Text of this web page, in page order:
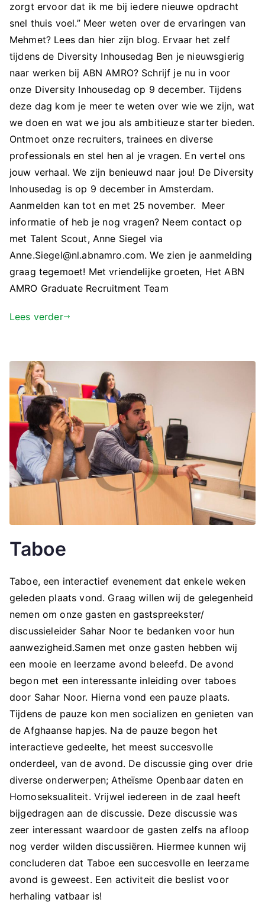
zorgt ervoor dat ik me bij iedere nieuwe opdracht
snel thuis voel.” Meer weten over de ervaringen van
Mehmet? Lees dan hier zijn blog. Ervaar het zelf
tijdens de Diversity Inhousedag Ben je nieuwsgierig
naar werken bij ABN AMRO? Schrijf je nu in voor
onze Diversity Inhousedag op 9 december. Tijdens
deze dag kom je meer te weten over wie we zijn, wat
we doen en wat we jou als ambitieuze starter bieden.
Ontmoet onze recruiters, trainees en diverse
professionals en stel hen al je vragen. En vertel ons
jouw verhaal. We zijn benieuwd naar jou! De Diversity
Inhousedag is op 9 december in Amsterdam.
Aanmelden kan tot en met 25 november. Meer
informatie of heb je nog vragen? Neem contact op
met Talent Scout, Anne Siegel via
Anne.Siegel@nl.abnamro.com. We zien je aanmelding
graag tegemoet! Met vriendelijke groeten, Het ABN
AMRO Graduate Recruitment Team
Lees verder
Taboe
Taboe, een interactief evenement dat enkele weken
geleden plaats vond. Graag willen wij de gelegenheid
nemen om onze gasten en gastspreekster/
discussieleider Sahar Noor te bedanken voor hun
aanwezigheid.Samen met onze gasten hebben wij
een mooie en leerzame avond beleefd. De avond
begon met een interessante inleiding over taboes
door Sahar Noor. Hierna vond een pauze plaats.
Tijdens de pauze kon men socializen en genieten van
de Afghaanse hapjes. Na de pauze begon het
interactieve gedeelte, het meest succesvolle
onderdeel, van de avond. De discussie ging over drie
diverse onderwerpen; Atheïsme Openbaar daten en
Homoseksualiteit. Vrijwel iedereen in de zaal heeft
bijgedragen aan de discussie. Deze discussie was
zeer interessant waardoor de gasten zelfs na afloop
nog verder wilden discussiëren. Hiermee kunnen wij
concluderen dat Taboe een succesvolle en leerzame
avond is geweest. Een activiteit die beslist voor
herhaling vatbaar is!